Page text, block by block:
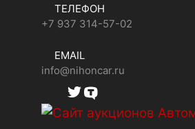
ТЕЛЕФОН
+7 937 314-57-02
EMAIL
info@nihoncar.ru